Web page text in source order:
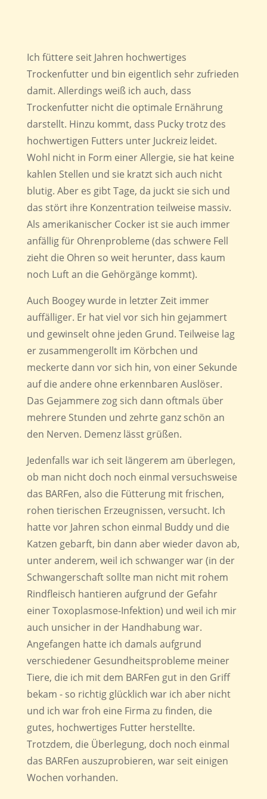
Ich füttere seit Jahren hochwertiges
Trockenfutter und bin eigentlich sehr zufrieden
damit. Allerdings weiß ich auch, dass
Trockenfutter nicht die optimale Ernährung
darstellt. Hinzu kommt, dass Pucky trotz des
hochwertigen Futters unter Juckreiz leidet.
Wohl nicht in Form einer Allergie, sie hat keine
kahlen Stellen und sie kratzt sich auch nicht
blutig. Aber es gibt Tage, da juckt sie sich und
das stört ihre Konzentration teilweise massiv.
Als amerikanischer Cocker ist sie auch immer
anfällig für Ohrenprobleme (das schwere Fell
zieht die Ohren so weit herunter, dass kaum
noch Luft an die Gehörgänge kommt).
Auch Boogey wurde in letzter Zeit immer
auffälliger. Er hat viel vor sich hin gejammert
und gewinselt ohne jeden Grund. Teilweise lag
er zusammengerollt im Körbchen und
meckerte dann vor sich hin, von einer Sekunde
auf die andere ohne erkennbaren Auslöser.
Das Gejammere zog sich dann oftmals über
mehrere Stunden und zehrte ganz schön an
den Nerven. Demenz lässt grüßen.
Jedenfalls war ich seit längerem am überlegen,
ob man nicht doch noch einmal versuchsweise
das BARFen, also die Fütterung mit frischen,
rohen tierischen Erzeugnissen, versucht. Ich
hatte vor Jahren schon einmal Buddy und die
Katzen gebarft, bin dann aber wieder davon ab,
unter anderem, weil ich schwanger war (in der
Schwangerschaft sollte man nicht mit rohem
Rindfleisch hantieren aufgrund der Gefahr
einer Toxoplasmose-Infektion) und weil ich mir
auch unsicher in der Handhabung war.
Angefangen hatte ich damals aufgrund
verschiedener Gesundheitsprobleme meiner
Tiere, die ich mit dem BARFen gut in den Griff
bekam - so richtig glücklich war ich aber nicht
und ich war froh eine Firma zu finden, die
gutes, hochwertiges Futter herstellte.
Trotzdem, die Überlegung, doch noch einmal
das BARFen auszuprobieren, war seit einigen
Wochen vorhanden.